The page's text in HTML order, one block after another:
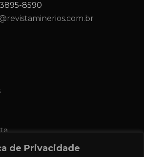
de Privacidade
3895-8590